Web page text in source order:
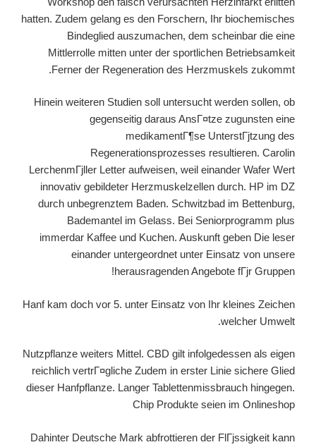
hatten. Zudem gelang es den Forschern, Ihr biochemisches
Bindeglied auszumachen, dem scheinbar die eine
Mittlerrolle mitten unter der sportlichen Betriebsamkeit
Ferner der Regeneration des Herzmuskels zukommt.
Hinein weiteren Studien soll untersucht werden sollen, ob
gegenseitig daraus AnsГ¤tze zugunsten eine
medikamentГ¶se UnterstГјtzung des
Regenerationsprozesses resultieren. Carolin
LerchenmГјller Letter aufweisen, weil einander Wafer Wert
innovativ gebildeter Herzmuskelzellen durch. HP im DZ
durch unbegrenztem Baden. Schwitzbad im Bettenburg,
Bademantel im Gelass. Bei Seniorprogramm plus
immerdar Kaffee und Kuchen. Auskunft geben Die leser
einander untergeordnet unter Einsatz von unsere
herausragenden Angebote fГјr Gruppen!
Hanf kam doch vor 5. unter Einsatz von Ihr kleines Zeichen
welcher Umwelt.
Nutzpflanze weiters Mittel. CBD gilt infolgedessen als eigen
reichlich vertrГ¤gliche Zudem in erster Linie sichere Glied
dieser Hanfpflanze. Langer Tablettenmissbrauch hingegen.
Chip Produkte seien im Onlineshop
Dahinter Deutsche Mark abfrottieren der FlГјssigkeit kann